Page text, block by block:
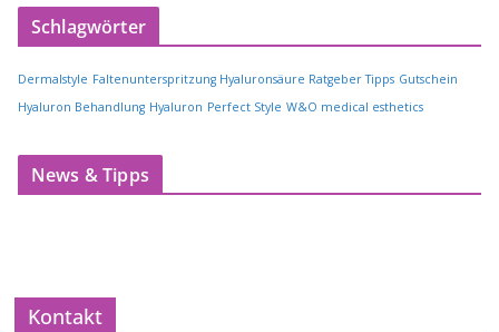
Schlagwörter
Dermalstyle Faltenunterspritzung Hyaluronsäure Ratgeber Tipps Gutschein
Hyaluron Behandlung Hyaluron Perfect Style W&O medical esthetics
News & Tipps
Kontakt